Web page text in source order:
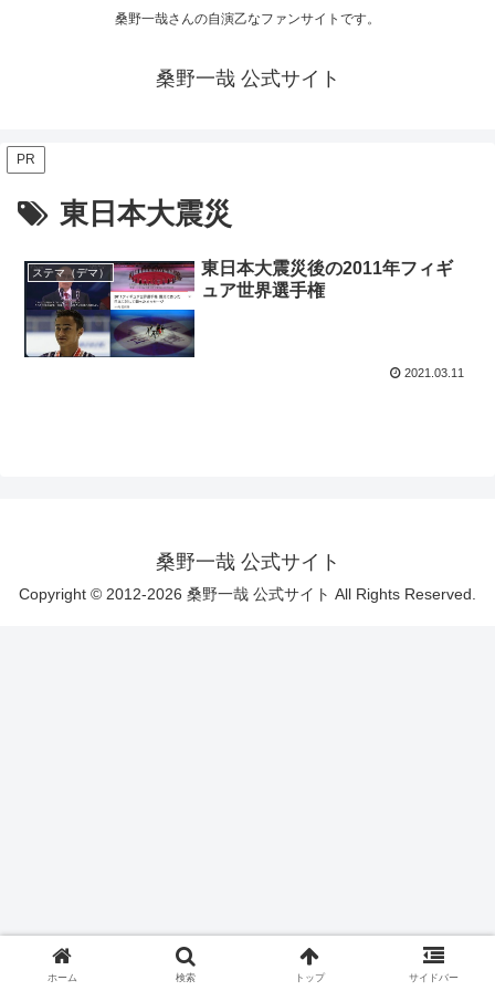
桑野一哉さんの自演乙なファンサイトです。
桑野一哉 公式サイト
PR
東日本大震災
ステマ（デマ）
東日本大震災後の2011年フィギ
ュア世界選手権
2021.03.11
桑野一哉 公式サイト
Copyright © 2012-2026 桑野一哉 公式サイト All Rights Reserved.
ホーム 検索 トップ サイドバー